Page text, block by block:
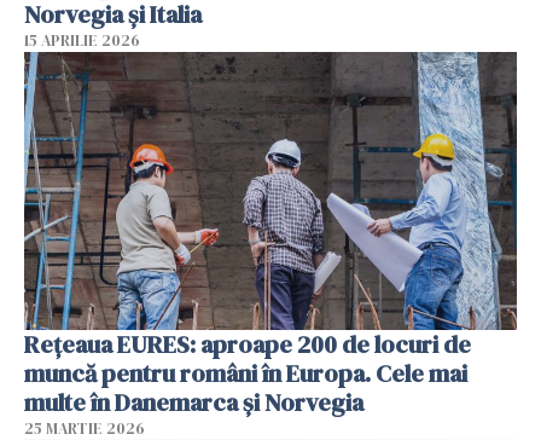
Norvegia și Italia
15 APRILIE 2026
Rețeaua EURES: aproape 200 de locuri de
muncă pentru români în Europa. Cele mai
multe în Danemarca și Norvegia
25 MARTIE 2026